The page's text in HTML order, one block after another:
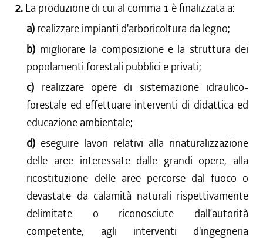
2. La produzione di cui al comma 1 è finalizzata a:
a) realizzare impianti d'arboricoltura da legno;
b) migliorare la composizione e la struttura dei
popolamenti forestali pubblici e privati;
c) realizzare opere di sistemazione idraulico-
forestale ed effettuare interventi di didattica ed
educazione ambientale;
d) eseguire lavori relativi alla rinaturalizzazione
delle aree interessate dalle grandi opere, alla
ricostituzione delle aree percorse dal fuoco o
devastate da calamità naturali rispettivamente
delimitate o riconosciute dall’autorità
competente, agli interventi d'ingegneria